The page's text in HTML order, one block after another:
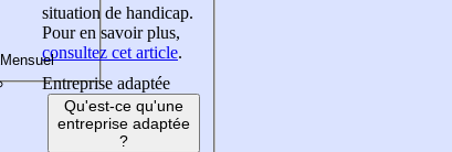
situation de handicap.
Pour en savoir plus,
consultez cet article.
Entreprise adaptée
Qu'est-ce qu'une
entreprise adaptée
?